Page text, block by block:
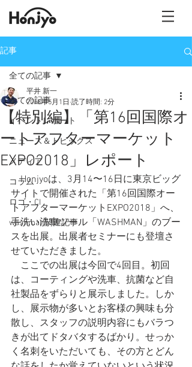
記事
全ての記事
イベントレポート
ニュース＆トピックス
メディア
コラム
ロゴ・CI
washman関連記事
全ての記事
【特別編】「第16回国際オ
ートアフターマーケット
EXPO2018」レポート
平井 新一
2018年5月1日 読了時間: 2分
Honjyoは、3月14〜16日に東京ビッグ
サイトで開催された「第16回国際オー
トアフターマーケットEXPO2018」へ、
手洗い洗車ツール「WASHMAN」のブー
スを出展。出展者セミナーにも登壇さ
せていただきました。
ここでの出展は今回で4回目。初回
は、コーティングや洗車、抗菌など自
社製品をずらりと展示しました。しか
し、展示物が多いとお客様の興味も分
散し、スタッフの説明内容にもバラつ
きが出てドタバタするばかり。せっか
く名刺をいただいても、その方とどん